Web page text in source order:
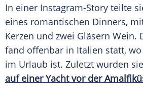
In einer Instagram-Story teilte
eines romantischen Dinners,
Kerzen und zwei Gläsern Wein.
fand offenbar in Italien statt,
im Urlaub ist. Zuletzt wurden
auf einerYachtvor der